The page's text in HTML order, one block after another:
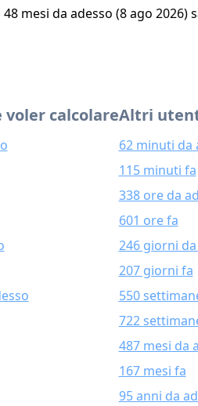
mesi da adesso (8 ago 2026)
calcolareAltri
62 minuti da
115 minuti fa
338 ore da
601 ore fa
246 giorni
207 giorni fa
550
722
487 mesi da
167 mesi fa
95 anni da